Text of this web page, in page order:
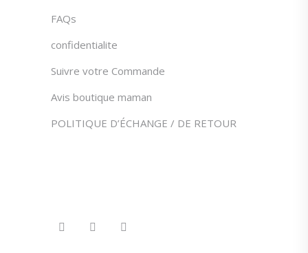
FAQs
confidentialite
Suivre votre Commande
Avis boutique maman
POLITIQUE D’ÉCHANGE / DE RETOUR